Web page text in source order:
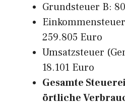
Grundsteuer B:
259.805 Euro
Umsatzsteuer
18.101 Euro
Gesamte
örtliche